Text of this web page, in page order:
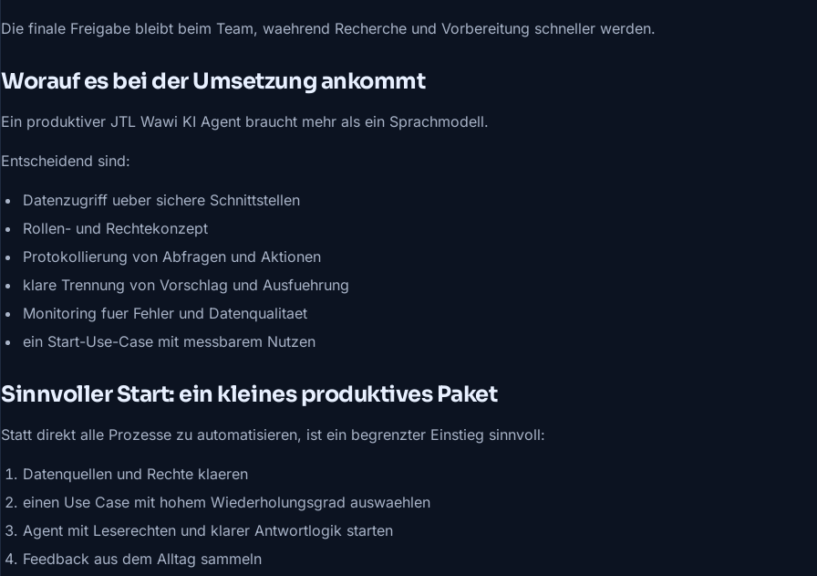
Die finale Freigabe bleibt beim Team, waehrend Recherche und Vorbereitung schneller werden.
Worauf es bei der Umsetzung ankommt
Ein produktiver JTL Wawi KI Agent braucht mehr als ein Sprachmodell.
Entscheidend sind:
Datenzugriff ueber sichere Schnittstellen
Rollen- und Rechtekonzept
Protokollierung von Abfragen und Aktionen
klare Trennung von Vorschlag und Ausfuehrung
Monitoring fuer Fehler und Datenqualitaet
ein Start-Use-Case mit messbarem Nutzen
Sinnvoller Start: ein kleines produktives Paket
Statt direkt alle Prozesse zu automatisieren, ist ein begrenzter Einstieg sinnvoll:
Datenquellen und Rechte klaeren
einen Use Case mit hohem Wiederholungsgrad auswaehlen
Agent mit Leserechten und klarer Antwortlogik starten
Feedback aus dem Alltag sammeln